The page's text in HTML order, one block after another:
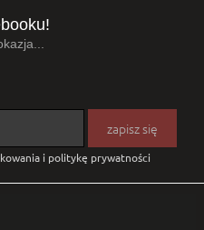
i politykę prywatności